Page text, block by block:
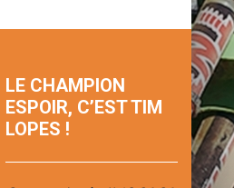
LE CHAMPION
ESPOIR, C’EST TIM
LOPES !